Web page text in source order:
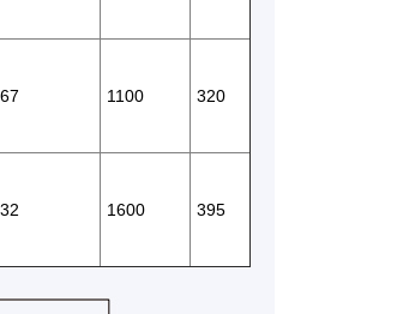
1100 320
1600 395